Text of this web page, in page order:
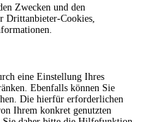
Zwecken und den
Drittanbieter-Cookies,
eine Einstellung Ihres
Ebenfalls können Sie
Die hierfür erforderlichen
Ihrem konkret genutzten